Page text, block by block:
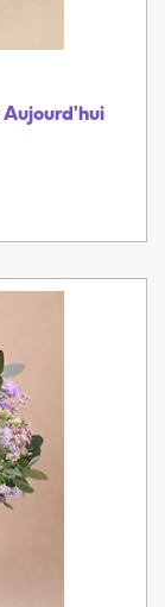
Aujourd'hui